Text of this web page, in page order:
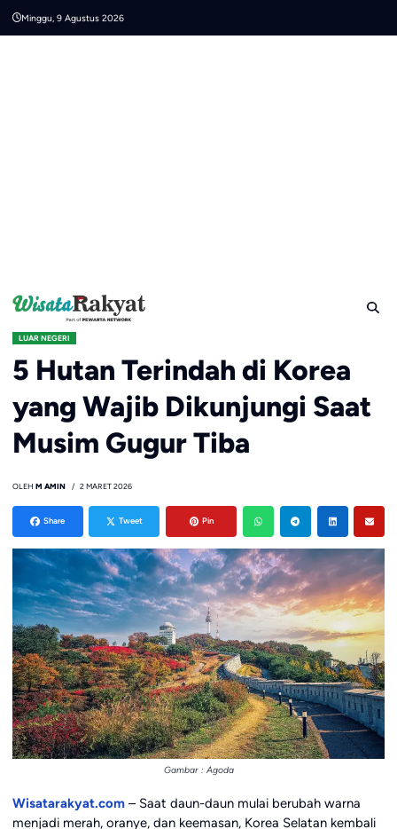
Minggu, 9 Agustus 2026
LUAR NEGERI
5 Hutan Terindah di Korea
yang Wajib Dikunjungi Saat
Musim Gugur Tiba
OLEH M AMIN 2 MARET 2026
Share Tweet Pin
Gambar : Agoda
Wisatarakyat.com– Saat daun-daun mulai berubah warna
menjadi merah, oranye, dan keemasan, Korea Selatan kembali